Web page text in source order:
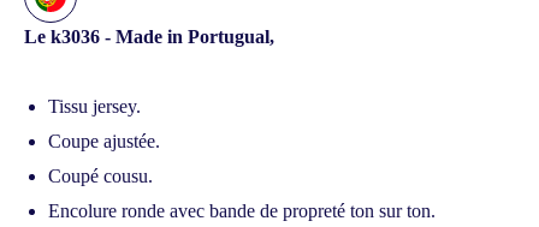
Le k3036 - Made in Portugual,
Tissu jersey.
Coupe ajustée.
Coupé cousu.
Encolure ronde avec bande de propreté ton sur ton.